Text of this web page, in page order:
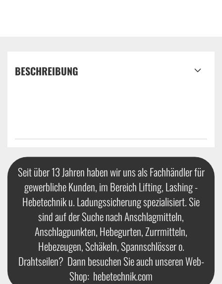
BESCHREIBUNG
Seit über 13 Jahren haben wir uns als Fachhändler für
gewerbliche Kunden, im Bereich Lifting, Lashing -
Hebetechnik u. Ladungssicherung spezialisiert. Sie
sind auf der Suche nach Anschlagmitteln,
Anschlagpunkten, Hebegurten, Zurrmitteln,
Hebezeugen, Schäkeln, Spannschlösser o.
Drahtseilen? Dann besuchen Sie auch unseren Web-
Shop: hebetechnik.com